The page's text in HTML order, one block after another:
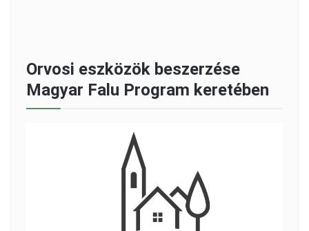
Orvosi eszközök beszerzése
Magyar Falu Program keretében